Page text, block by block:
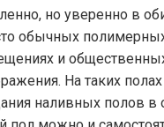
но уверенно в
обычных
и
На таких
наливных полов в